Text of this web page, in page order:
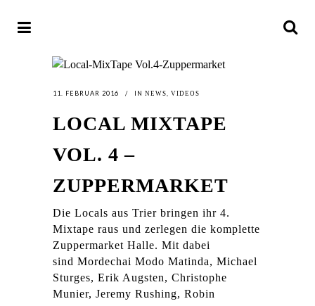
11. FEBRUAR 2016 IN NEWS VIDEOS
LOCAL MIXTAPE
VOL. 4 –
ZUPPERMARKET
Die Locals aus Trier bringen ihr 4.
Mixtape raus und zerlegen die komplette
Zuppermarket Halle. Mit dabei
sind Mordechai Modo Matinda, Michael
Sturges, Erik Augsten, Christophe
Munier, Jeremy Rushing, Robin